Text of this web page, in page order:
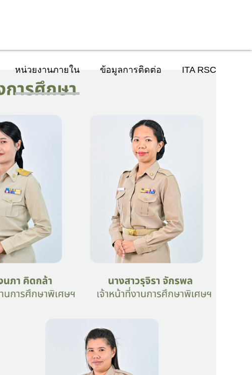
หน่วยงานภายใน ข้อมูลการติดต่อ ITA RSC